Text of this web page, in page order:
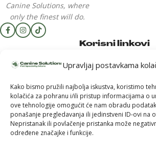
Upravljaj postavkama
Kako bismo pružili najbolja iskustva, koristimo
kolačića za pohranu i/ili pristup informacijama o
ove tehnologije omogućit će nam obradu
ponašanje pregledavanja ili jedinstveni ID-ovi na
Nepristanak ili povlačenje pristanka može
određene značajke i funkcije.
Canine Solutions, where
only the finest will do.
Korisni linkovi
Uvjeti korištenja
Reklamacija
Upute za kupnju
Jednostrani raskid ugovora
Adresa i radno
Samoborska cesta 102, Zagreb
(u sklopu Konzuma Stenjevec)